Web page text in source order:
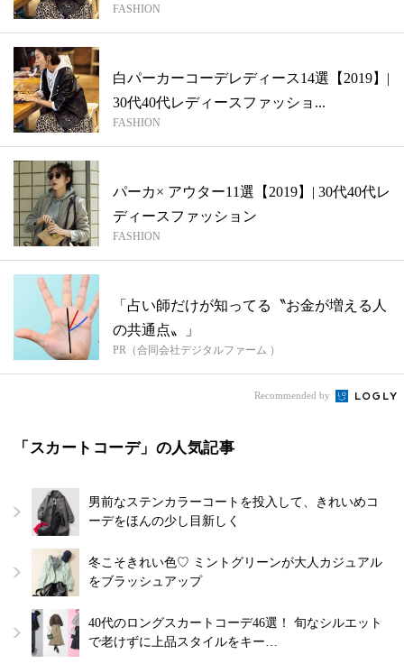
FASHION
白パーカーコーデレディース14選【2019】|
30代40代レディースファッショ...
FASHION
パーカ× アウター11選【2019】| 30代40代レ
ディースファッション
FASHION
「占い師だけが知ってる〝お金が増える人
の共通点〟」
PR（合同会社デジタルファーム ）
Recommended by
「スカートコーデ」の人気記事
男前なステンカラーコートを投入して、きれいめコ
ーデをほんの少し目新しく
冬こそきれい色♡ ミントグリーンが大人カジュアル
をブラッシュアップ
40代のロングスカートコーデ46選！ 旬なシルエット
で老けずに上品スタイルをキー…